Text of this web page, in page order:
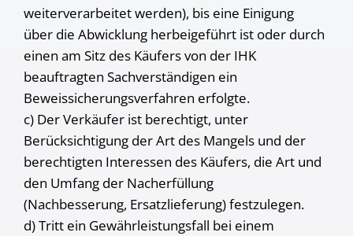
weiterverarbeitet werden), bis eine Einigung
über die Abwicklung herbeigeführt ist oder durch
einen am Sitz des Käufers von der IHK
beauftragten Sachverständigen ein
Beweissicherungsverfahren erfolgte.
c) Der Verkäufer ist berechtigt, unter
Berücksichtigung der Art des Mangels und der
berechtigten Interessen des Käufers, die Art und
den Umfang der Nacherfüllung
(Nachbesserung, Ersatzlieferung) festzulegen.
d) Tritt ein Gewährleistungsfall bei einem